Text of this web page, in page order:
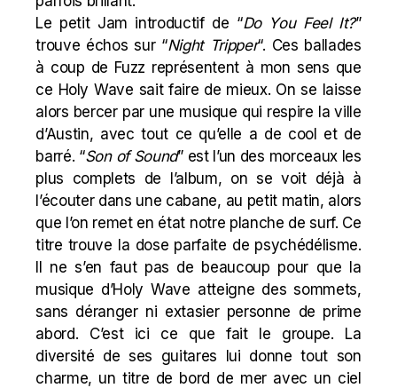
Le petit Jam introductif de “Do You Feel It?”
trouve échos sur “Night Tripper“. Ces ballades
à coup de Fuzz représentent à mon sens que
ce Holy Wave sait faire de mieux. On se laisse
alors bercer par une musique qui respire la ville
d’Austin, avec tout ce qu’elle a de cool et de
barré. “Son of Sound” est l’un des morceaux les
plus complets de l’album, on se voit déjà à
l’écouter dans une cabane, au petit matin, alors
que l’on remet en état notre planche de surf. Ce
titre trouve la dose parfaite de psychédélisme.
Il ne s’en faut pas de beaucoup pour que la
musique d’Holy Wave atteigne des sommets,
sans déranger ni extasier personne de prime
abord. C’est ici ce que fait le groupe. La
diversité de ses guitares lui donne tout son
charme, un titre de bord de mer avec un ciel